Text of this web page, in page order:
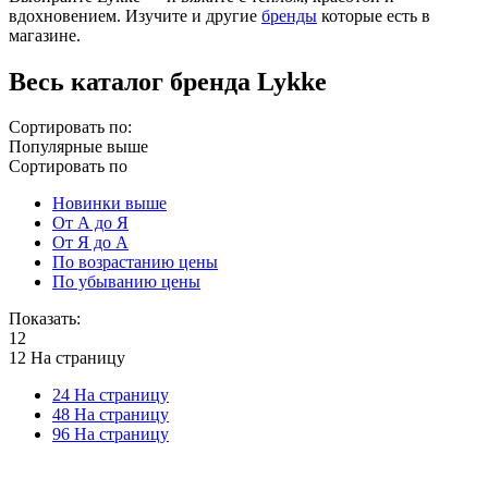
вдохновением. Изучите и другие бренды которые есть в
магазине.
Весь каталог бренда Lykke
Сортировать по:
Популярные выше
Сортировать по
Новинки выше
От А до Я
От Я до А
По возрастанию цены
По убыванию цены
Показать:
12
12 На страницу
24 На страницу
48 На страницу
96 На страницу